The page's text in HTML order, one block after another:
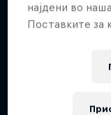
најдени во
Поставките за